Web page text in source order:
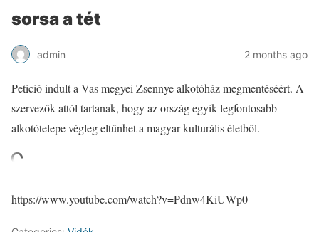
sorsa a tét
admin 2 months ago
Petíció indult a Vas megyei Zsennye alkotóház megmentéséért. A
szervezők attól tartanak, hogy az ország egyik legfontosabb
alkotótelepe végleg eltűnhet a magyar kulturális életből.
https://www.youtube.com/watch?v=Pdnw4KiUWp0